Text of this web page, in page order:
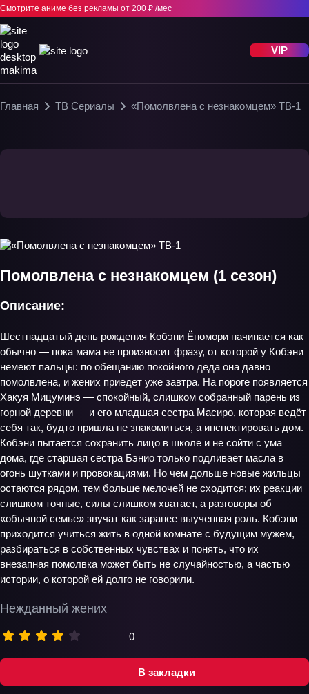
Смотрите аниме без рекламы от 200 ₽ /мес
VIP
Главная ТВ Сериалы «Помолвлена с незнакомцем» ТВ-1
В закладки
Помолвлена с незнакомцем (1 сезон)
Нежданный жених
0
Описание:
Шестнадцатый день рождения Кобэни Ёномори начинается как
обычно — пока мама не произносит фразу, от которой у Кобэни
немеют пальцы: по обещанию покойного деда она давно
помолвлена, и жених приедет уже завтра. На пороге появляется
Хакуя Мицуминэ — спокойный, слишком собранный парень из
горной деревни — и его младшая сестра Масиро, которая ведёт
себя так, будто пришла не знакомиться, а инспектировать дом.
Кобэни пытается сохранить лицо в школе и не сойти с ума
дома, где старшая сестра Бэнио только подливает масла в
огонь шутками и провокациями. Но чем дольше новые жильцы
остаются рядом, тем больше мелочей не сходится: их реакции
слишком точные, силы слишком хватает, а разговоры об
«обычной семье» звучат как заранее выученная роль. Кобэни
приходится учиться жить в одной комнате с будущим мужем,
разбираться в собственных чувствах и понять, что их
внезапная помолвка может быть не случайностью, а частью
истории, о которой ей долго не говорили.